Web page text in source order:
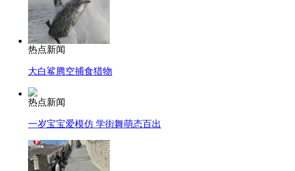
热点新闻
大白鲨腾空捕食猎物
热点新闻
一岁宝宝爱模仿 学街舞萌态百出